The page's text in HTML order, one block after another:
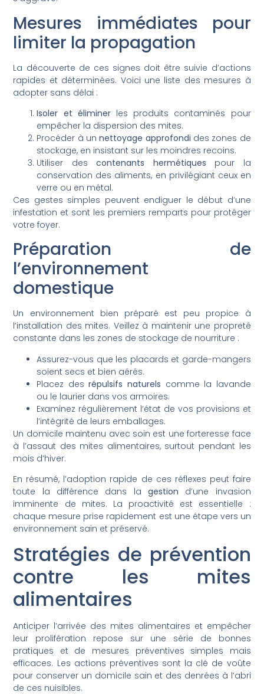
Mesures immédiates pour
limiter la propagation
La découverte de ces signes doit être suivie d’actions
rapides et déterminées. Voici une liste des mesures à
adopter sans délai :
Isoler et éliminerles produits contaminés pour
empêcher la dispersion des mites.
Procéder à unnettoyage approfondi des zones de
stockage, en insistant sur les moindres recoins.
Utiliser descontenants hermétiques pour la
conservation des aliments, en privilégiant ceux en
verre ou en métal.
Ces gestes simples peuvent endiguer le début d’une
infestation et sont les premiers remparts pour protéger
votre foyer.
Préparation de
l’environnement
domestique
Un environnement bien préparé est peu propice à
l’installation des mites. Veillez à maintenir une propreté
constante dans les zones de stockage de nourriture :
Assurez-vous que les placards et garde-mangers
soient secs et bien aérés.
Placez desrépulsifs naturels comme la lavande
ou le laurier dans vos armoires.
Examinez régulièrement l’état de vos provisions et
l’intégrité de leurs emballages.
Un domicile maintenu avec soin est une forteresse face
à l’assaut des mites alimentaires, surtout pendant les
mois d’hiver.
En résumé, l’adoption rapide de ces réflexes peut faire
toute la différence dans la gestion d’une invasion
imminente de mites. La proactivité est essentielle :
chaque mesure prise rapidement est une étape vers un
environnement sain et préservé.
Stratégies de prévention
contre les mites
alimentaires
Anticiper l’arrivée des mites alimentaires et empêcher
leur prolifération repose sur une série de bonnes
pratiques et de mesures préventives simples mais
efficaces. Les actions préventives sont la clé de voûte
pour conserver un domicile sain et des denrées à l’abri
de ces nuisibles.